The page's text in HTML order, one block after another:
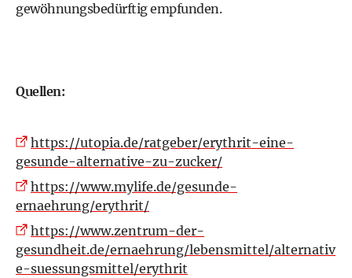
gewöhnungsbedürftig empfunden.
Quellen:
https://utopia.de/ratgeber/erythrit-eine-
gesunde-alternative-zu-zucker/
https://www.mylife.de/gesunde-
ernaehrung/erythrit/
https://www.zentrum-der-
gesundheit.de/ernaehrung/lebensmittel/alternativ
e-suessungsmittel/erythrit